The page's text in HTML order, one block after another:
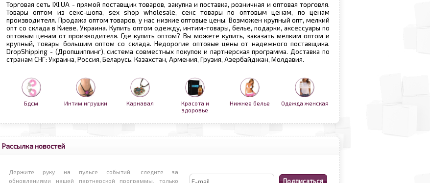
Торговая сеть IXI.UA - прямой поставщик товаров, закупка и поставка, розничная и оптовая торговля.
Товары оптом из секс-шопа, sex shop wholesale, секс товары по оптовым ценам, по ценам
производителя. Продажа оптом товаров, у нас низкие оптовые цены. Возможен крупный опт, мелкий
опт со склада в Киеве, Украина. Купить оптом одежду, интим-товары, белье, подарки, аксессуары по
оптовым ценам от производителя. Где купить оптом? Вы можете купить, заказать мелким оптом и
крупный, товары большим оптом со склада. Недорогие оптовые цены от надежного поставщика.
DropShipping - (Дропшиппинг), система совместных покупок и партнерская программа. Доставка по
странам СНГ: Украина, Россия, Беларусь, Казахстан, Армения, Грузия, Азербайджан, Молдавия.
Бдсм Интим игрушки Карнавал
Красота и
здоровье
Нижнее белье Одежда женская
Рассылка новостей
Держите руку на пульсе событий, следите за
обновлениями нашей партнерской программы, только